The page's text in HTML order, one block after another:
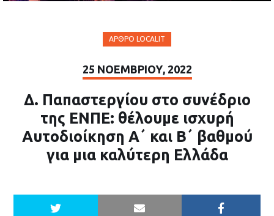
ΆΡΘΡΟ LOCALIT
25 ΝΟΕΜΒΡΊΟΥ, 2022
Δ. Παπαστεργίου στο συνέδριο
της ΕΝΠΕ: θέλουμε ισχυρή
Αυτοδιοίκηση Α΄ και Β΄ βαθμού
για μια καλύτερη Ελλάδα